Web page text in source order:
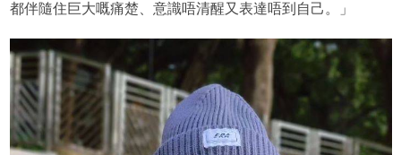
都伴隨住巨大嘅痛楚、意識唔清醒又表達唔到自己。」